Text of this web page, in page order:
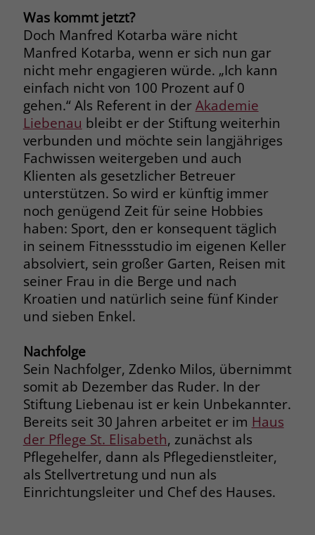
Was kommt jetzt?
Doch Manfred Kotarba wäre nicht
Manfred Kotarba, wenn er sich nun gar
nicht mehr engagieren würde. „Ich kann
einfach nicht von 100 Prozent auf 0
gehen.“ Als Referent in der Akademie
Liebenau bleibt er der Stiftung weiterhin
verbunden und möchte sein langjähriges
Fachwissen weitergeben und auch
Klienten als gesetzlicher Betreuer
unterstützen. So wird er künftig immer
noch genügend Zeit für seine Hobbies
haben: Sport, den er konsequent täglich
in seinem Fitnessstudio im eigenen Keller
absolviert, sein großer Garten, Reisen mit
seiner Frau in die Berge und nach
Kroatien und natürlich seine fünf Kinder
und sieben Enkel.
Nachfolge
Sein Nachfolger, Zdenko Milos, übernimmt
somit ab Dezember das Ruder. In der
Stiftung Liebenau ist er kein Unbekannter.
Bereits seit 30 Jahren arbeitet er im Haus
der Pflege St. Elisabeth, zunächst als
Pflegehelfer, dann als Pflegedienstleiter,
als Stellvertretung und nun als
Einrichtungsleiter und Chef des Hauses.
Zweck
Cookie verfolgt die Besuche eines
Nutzers auf verschiedenen Websites
und meldet dieses Verhalten an
Facebook. Facebook kann dann die
gesammelten Daten nutzen, um den
Nutzer besser zu verstehen und
bessere, relevantere Werbung zu
zeigen. Das _fbp-Cookie sammelt keine
persönlich identifizierbaren
Informationen und wird von Facebook
nur platziert, um Daten an das
Unternehmen zurückzusenden.